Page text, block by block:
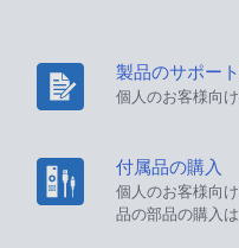
製品のサポー
個人のお客様向
付属品の購入
個人のお客様向
品の部品の購入